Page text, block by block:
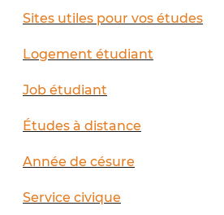
Sites utiles pour vos études
Logement étudiant
Job étudiant
Études à distance
Année de césure
Service civique